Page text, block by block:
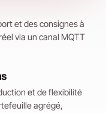
et des consignes à
via un canal MQTT
et de flexibilité
agrégé,